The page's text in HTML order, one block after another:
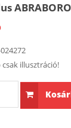
csak illusztráció!